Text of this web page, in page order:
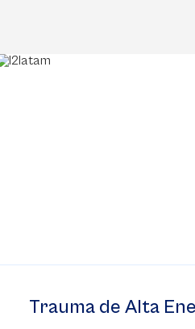
Traumatismo